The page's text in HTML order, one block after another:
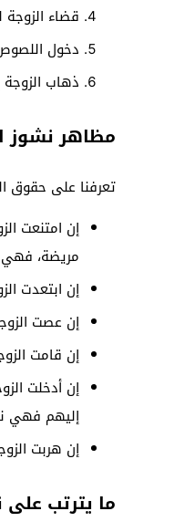
قضاء الزوجة
دخول
ذهاب
مظاهر نشوز
تعرفنا على حقوق
إن امتنعت
مريضة، فهي
إن ابتعدت
إن عصت
إن قامت
إن أدخلت
إليهم فهي
إن هربت
ما يترتب